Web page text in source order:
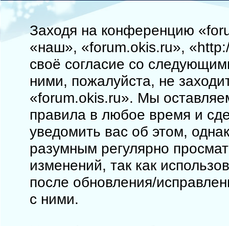
Заходя на конференцию
«наш», «forum.okis.ru»,
своё согласие со
ними, пожалуйста, не
«forum.okis.ru». Мы
правила в любое время и
уведомить вас об этом,
разумным регулярно
изменений, так как
после обновления/
с ними.